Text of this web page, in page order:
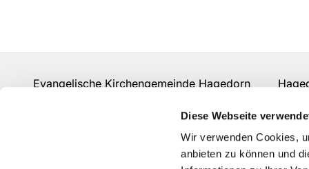
Diese Webseite
Wir verwenden Cookies,
anbieten zu können und
Evangelische Kirchengemeinde Hagedorn